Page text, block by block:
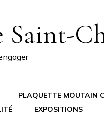
Saint-
PLAQUETTE MOUTAIN
EXPOSITIONS